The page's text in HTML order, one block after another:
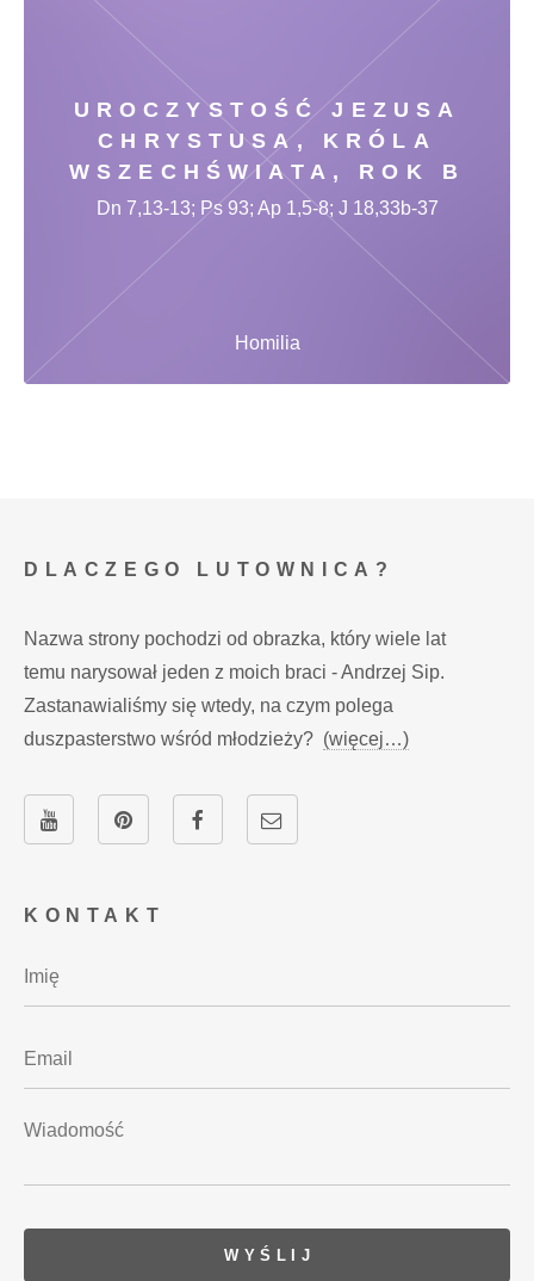
UROCZYSTOŚĆ JEZUSA
CHRYSTUSA, KRÓLA
WSZECHŚWIATA, ROK B
Homilia
Dn 7,13-13; Ps 93; Ap 1,5-8; J 18,33b-37
KONTAKT
DLACZEGO LUTOWNICA?
Nazwa strony pochodzi od obrazka, który wiele lat
temu narysował jeden z moich braci - Andrzej Sip.
Zastanawialiśmy się wtedy, na czym polega
duszpasterstwo wśród młodzieży? (więcej…)